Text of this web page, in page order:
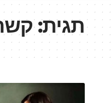
תגית: